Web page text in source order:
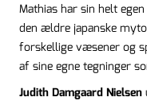
Mathias har sin helt
den ældre japanske
forskellige væsener og
af sine egne tegninger
Judith Damgaard Nielsen